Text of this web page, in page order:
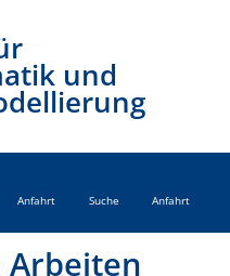
und
Anfahrt Suche Anfahrt
Arbeiten